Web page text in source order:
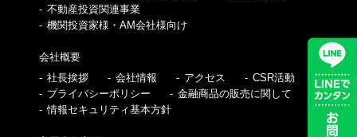
不動産投資関連事業
機関投資家様・AM会社様向け
会社概要
社長挨拶
会社情報 アクセス
CSR活動
プライバシーポリシー
金融商品の販売に関して
情報セキュリティ基本方針